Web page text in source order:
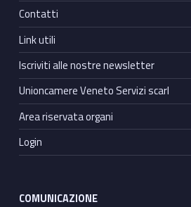
Contatti
Link utili
Iscriviti alle nostre newsletter
Unioncamere Veneto Servizi scarl
Area riservata organi
Login
COMUNICAZIONE